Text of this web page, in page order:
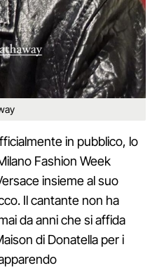
in pubblico, lo
Fashion Week
insieme al suo
Il cantante non ha
da anni che si affida
di Donatella per i